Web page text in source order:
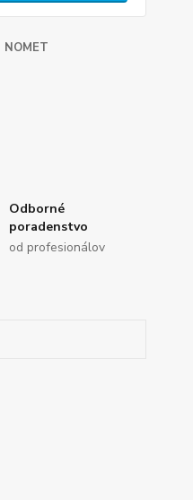
NOMET
Odborné
poradenstvo
od profesionálov